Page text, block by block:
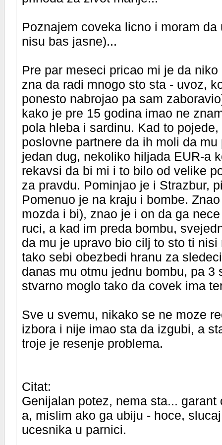
Poznajem coveka licno i moram
nisu bas jasne)...
Pre par meseci pricao mi je da
zna da radi mnogo sto sta - uvoz,
ponesto nabrojao pa sam
kako je pre 15 godina imao ne
pola hleba i sardinu. Kad to
poslovne partnere da ih moli da
jedan dug, nekoliko hiljada EUR-a
rekavsi da bi mi i to bilo od velike
za pravdu. Pominjao je i Strazbur,
Pomenuo je na kraju i bombe.
mozda i bi), znao je i on da ga
ruci, a kad im preda bombu,
da mu je upravo bio cilj to sto ti
tako sebi obezbedi hranu za
danas mu otmu jednu bombu, pa
stvarno moglo tako da covek ima
Sve u svemu, nikako se ne moze
izbora i nije imao sta da izgubi, a
troje je resenje problema.
Citat:
Genijalan potez, nema sta...
a, mislim ako ga ubiju - hoce,
ucesnika u parnici.